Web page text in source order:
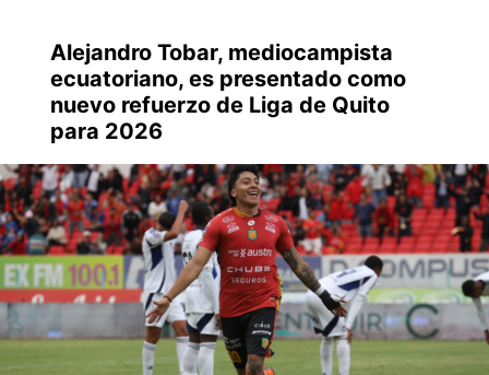
Alejandro Tobar, mediocampista
ecuatoriano, es presentado como
nuevo refuerzo de Liga de Quito
para 2026